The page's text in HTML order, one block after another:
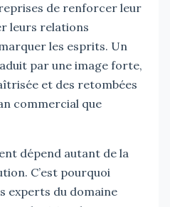
de renforcer leur
leurs relations
les esprits. Un
par une image forte,
et des retombées
commercial que
dépend autant de la
C’est pourquoi
experts du domaine